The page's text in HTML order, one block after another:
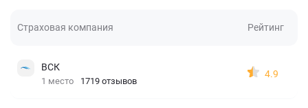
Страховая компания Рейтинг
ВСК
1 место 1719 отзывов
4.9